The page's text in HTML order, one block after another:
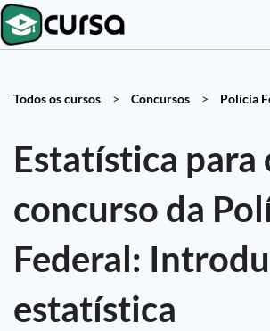
Todos os cursos > Concursos > Polícia
Estatística para
concurso da
Federal:
estatística